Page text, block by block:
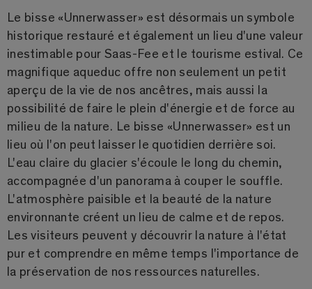
Le bisse «Unnerwasser» est désormais un symbole
historique restauré et également un lieu d'une valeur
inestimable pour Saas-Fee et le tourisme estival. Ce
magnifique aqueduc offre non seulement un petit
aperçu de la vie de nos ancêtres, mais aussi la
possibilité de faire le plein d'énergie et de force au
milieu de la nature. Le bisse «Unnerwasser» est un
lieu où l'on peut laisser le quotidien derrière soi.
L'eau claire du glacier s'écoule le long du chemin,
accompagnée d'un panorama à couper le souffle.
L'atmosphère paisible et la beauté de la nature
environnante créent un lieu de calme et de repos.
Les visiteurs peuvent y découvrir la nature à l'état
pur et comprendre en même temps l'importance de
la préservation de nos ressources naturelles.